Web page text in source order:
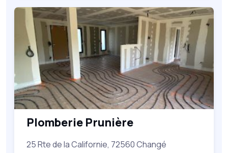
Plomberie Prunière
25 Rte de la Californie, 72560 Changé